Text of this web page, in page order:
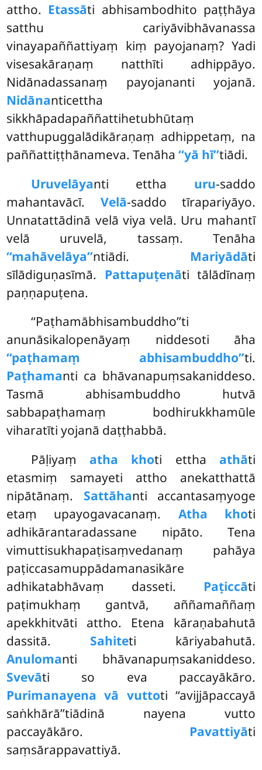
attho. Etassāti abhisambodhito paṭṭhāya
satthu cariyāvibhāvanassa
vinayapaññattiyaṃ kiṃ payojanaṃ? Yadi
visesakāraṇaṃ natthīti adhippāyo.
Nidānadassanaṃ payojananti yojanā.
Nidānanticettha
sikkhāpadapaññattihetubhūtaṃ
vatthupuggalādikāraṇaṃ adhippetaṃ, na
paññattiṭṭhānameva. Tenāha‘‘yā hī’’tiādi.
Uruvelāyanti ettha uru-saddo
mahantavācī. Velā-saddo tīrapariyāyo.
Unnatattādinā velā viya velā. Uru mahantī
velā uruvelā, tassaṃ. Tenāha
‘‘mahāvelāya’’ntiādi. Mariyādāti
sīlādiguṇasīmā. Pattapuṭenāti tālādīnaṃ
paṇṇapuṭena.
‘‘Paṭhamābhisambuddho’’ti
anunāsikalopenāyaṃ niddesoti āha
‘‘paṭhamaṃ abhisambuddho’’ti.
Paṭhamanti ca bhāvanapuṃsakaniddeso.
Tasmā abhisambuddho hutvā
sabbapaṭhamaṃ bodhirukkhamūle
viharatīti yojanā daṭṭhabbā.
Pāḷiyaṃ atha khoti ettha athāti
etasmiṃ samayeti attho anekatthattā
nipātānaṃ. Sattāhanti accantasaṃyoge
etaṃ upayogavacanaṃ. Atha khoti
adhikārantaradassane nipāto. Tena
vimuttisukhapaṭisaṃvedanaṃ pahāya
paṭiccasamuppādamanasikāre
adhikatabhāvaṃ dasseti. Paṭiccāti
paṭimukhaṃ gantvā, aññamaññaṃ
apekkhitvāti attho. Etena kāraṇabahutā
dassitā. Sahiteti kāriyabahutā.
Anulomanti bhāvanapuṃsakaniddeso.
Svevāti so eva paccayākāro.
Purimanayena vā vuttoti ‘‘avijjāpaccayā
saṅkhārā’’tiādinā nayena vutto
paccayākāro. Pavattiyāti
saṃsārappavattiyā.